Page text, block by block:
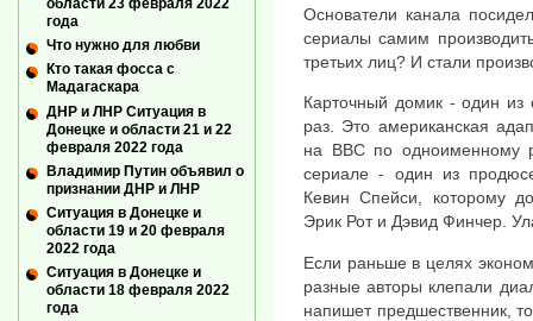
Основатели канала
сериалы самим
третьих лиц? И стали
Карточный домик - один из
раз. Это американская
на BBC по одноименному
сериале - один из
Кевин Спейси, которому
Эрик Рот и Дэвид Финчер.
Если раньше в целях
разные авторы клепали
напишет предшественник,
области 23 февраля 2022
года
Что нужно для любви
Кто такая фосса с
Мадагаскара
ДНР и ЛНР Ситуация в
Донецке и области 21 и 22
февраля 2022 года
Владимир Путин объявил о
признании ДНР и ЛНР
Ситуация в Донецке и
области 19 и 20 февраля
2022 года
Ситуация в Донецке и
области 18 февраля 2022
года